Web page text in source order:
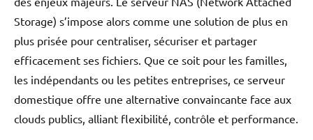
Storage) s’impose alors comme une solution de plus en
plus prisée pour centraliser, sécuriser et partager
efficacement ses fichiers. Que ce soit pour les familles,
les indépendants ou les petites entreprises, ce serveur
domestique offre une alternative convaincante face aux
clouds publics, alliant flexibilité, contrôle et performance.